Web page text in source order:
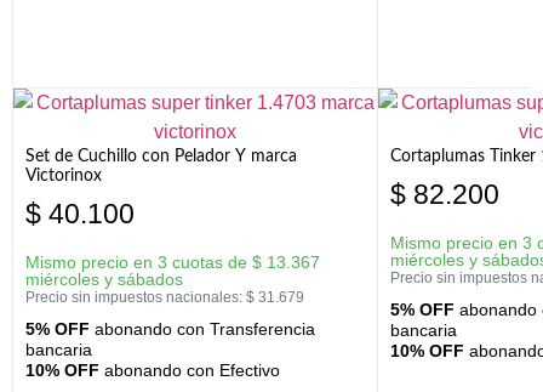
Set de Cuchillo con Pelador Y marca
Victorinox
$ 40.100
Mismo precio en 3 cuotas de $ 13.367
miércoles y sábados
Precio sin impuestos nacionales: $ 31.679
5% OFF abonando con Transferencia
bancaria
10% OFF abonando con Efectivo
Cortaplumas
$ 82.200
Mismo precio en 3
miércoles y
Precio sin impuestos
5% OFF abonando
bancaria
10% OFF